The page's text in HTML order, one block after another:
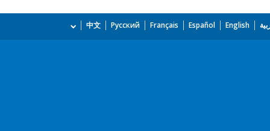
English
Español
Français
Русский
中文